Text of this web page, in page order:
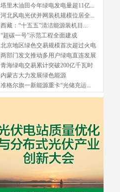
塔里木油田今年绿电发电量超11亿...
河北风电光伏并网装机规模位居全...
西藏：“十五五”清洁能源装机目...
“超碳一号”示范工程全面建成
北京地区绿色交易规模首次超过火电
两部门发文推动多用户绿电直连发展
青海绿电交易累计突破200亿千瓦时
内蒙古大力发展绿色能源
准格尔旗一新能源重卡“光储充运...